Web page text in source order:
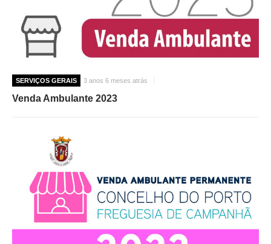
SERVIÇOS GERAIS 3 anos 6 meses atrás
Venda Ambulante 2023